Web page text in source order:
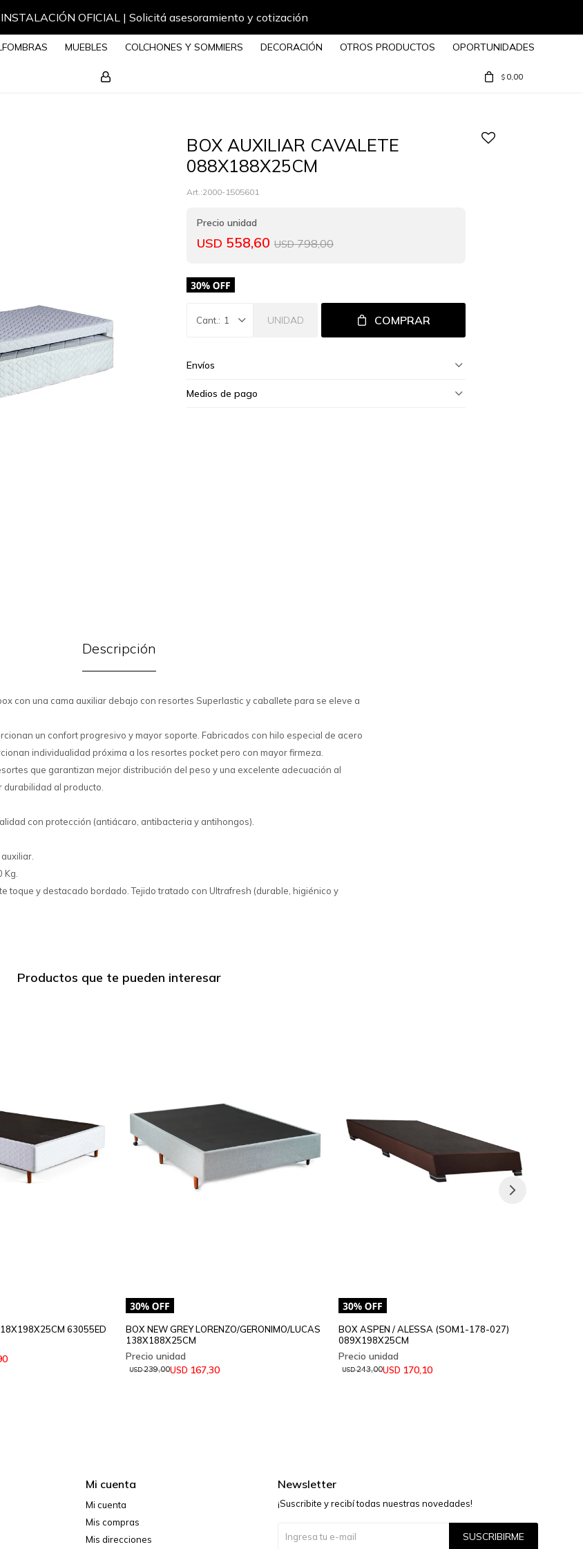
INSTALACIÓN OFICIAL | Solicitá asesoramiento y cotización
MUEBLES COLCHONES Y SOMMIERS DECORACIÓN OTROS PRODUCTOS OPORTUNIDADES
$ 0,00
BOX AUXILIAR CAVALETE
088X188X25CM
2000-1505601
USD 558,60 USD 798,00
1 UNIDAD COMPRAR
Envíos
Medios de pago
Descripción
con una cama auxiliar debajo con resortes Superlastic y caballete para se eleve a
un confort progresivo y mayor soporte. Fabricados con hilo especial de acero
individualidad próxima a los resortes pocket pero con mayor firmeza.
que garantizan mejor distribución del peso y una excelente adecuación al
al producto.
con protección (antiácaro, antibacteria y antihongos).
toque y destacado bordado. Tejido tratado con Ultrafresh (durable, higiénico y
Productos que te pueden interesar
63055ED
BOX NEW GREY LORENZO/GERONIMO/LUCAS
138X188X25CM
USD 167,30
USD239,00
BOX ASPEN / ALESSA (SOM1-178-027)
089X198X25CM
USD 170,10
USD243,00
Mi cuenta
Mi cuenta
Mis compras
Mis direcciones
Newsletter
¡Suscribite y recibí todas nuestras novedades!
SUSCRIBIRME